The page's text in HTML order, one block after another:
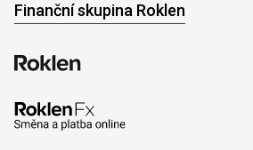
Finanční skupina Roklen